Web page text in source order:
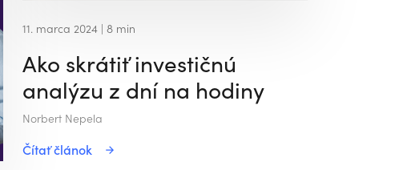
11. marca 2024| 8 min
Ako skrátiť investičnú
analýzu z dní na hodiny
Norbert Nepela
Čítať článok